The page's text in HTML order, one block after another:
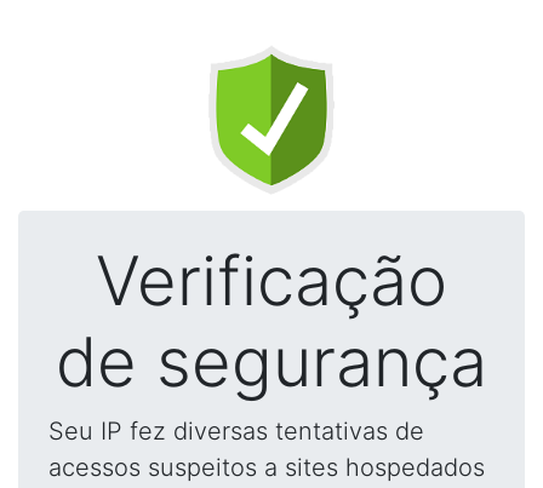
Verificação
de segurança
Seu IP fez diversas tentativas de
acessos suspeitos a sites hospedados